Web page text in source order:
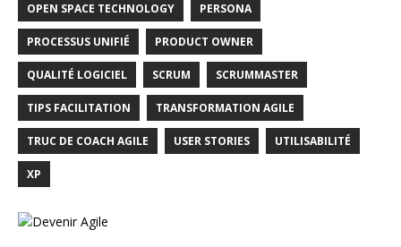
OPEN SPACE TECHNOLOGY PERSONA
PROCESSUS UNIFIÉ PRODUCT OWNER
QUALITÉ LOGICIEL SCRUM SCRUMMASTER
TIPS FACILITATION TRANSFORMATION AGILE
TRUC DE COACH AGILE USER STORIES UTILISABILITÉ
XP